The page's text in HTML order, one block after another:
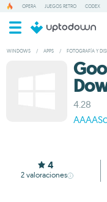
OPERA JUEGOS RETRO CODEX
WINDOWS / APPS / FOTOGRAFÍA Y
4.28
4
2 valoraciones